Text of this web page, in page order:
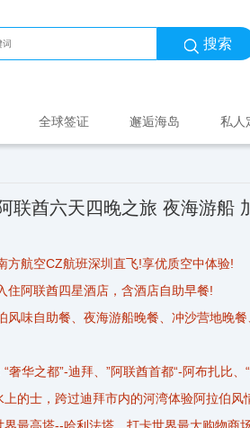
搜索
全球签证 邂逅海岛 私人
四晚之旅 夜海游船 加长豪车 亚伯拉罕之家 赠沙漠
方航空CZ航班深圳 直飞!享优质空中体验!
住阿联酋四星酒店，含酒店自助早餐!
风味自助餐、夜海游船晚餐、冲沙营地晚
奢华之都”-迪拜 、”阿联酋首都“-阿布扎比
的士，跨过迪拜市内的河湾体验阿拉伯风